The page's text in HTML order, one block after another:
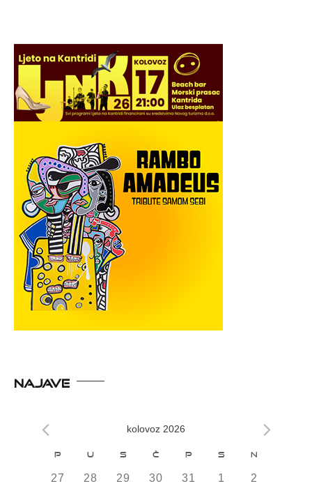
NAJAVE
kolovoz 2026
Kalendar
od
P U S Č P S N
0
27
0
28
0
29
0
30
0
31
0
1
0
2